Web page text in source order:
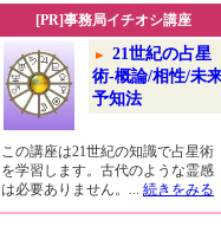
[PR]事務局イチオシ講座
21世紀の占星
術-概論/相性/未
予知法
この講座は21世紀の知識で占星術
を学習します。古代のような霊感
は必要ありません。... 続きをみる